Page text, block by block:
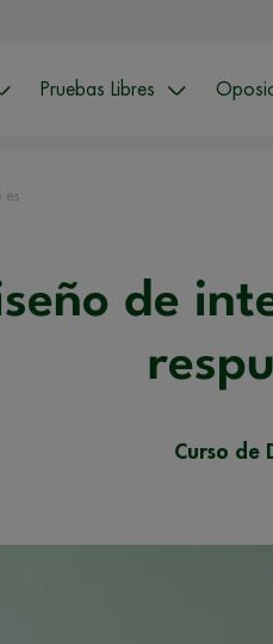
Pruebas Libres
es
de
Curso de